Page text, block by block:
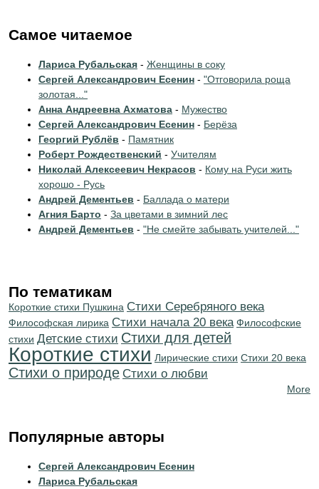
Самое читаемое
Лариса Рубальская - Женщины в соку
Сергей Александрович Есенин - "Отговорила роща
золотая..."
Анна Андреевна Ахматова - Мужество
Сергей Александрович Есенин - Берёза
Георгий Рублёв - Памятник
Роберт Рождественский - Учителям
Николай Алексеевич Некрасов - Кому на Руси жить
хорошо - Русь
Андрей Дементьев - Баллада о матери
Агния Барто - За цветами в зимний лес
Андрей Дементьев - "Не смейте забывать учителей..."
По тематикам
Короткие стихи Пушкина Cтихи Серебряного века
Философская лирика Cтихи начала 20 века Философские
стихи Детские стихи Стихи для детей
Короткие стихи Лирические стихи Стихи 20 века
Стихи о природе Стихи о любви
More
Популярные авторы
Сергей Александрович Есенин
Лариса Рубальская